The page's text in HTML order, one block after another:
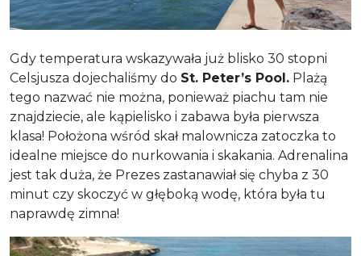
Gdy temperatura wskazywała już blisko 30 stopni
Celsjusza dojechaliśmy do St. Peter’s Pool. Plażą
tego nazwać nie można, ponieważ piachu tam nie
znajdziecie, ale kąpielisko i zabawa była pierwsza
klasa! Położona wśród skał malownicza zatoczka to
idealne miejsce do nurkowania i skakania. Adrenalina
jest tak duża, że Prezes zastanawiał się chyba z 30
minut czy skoczyć w głęboką wodę, która była tu
naprawdę zimna!